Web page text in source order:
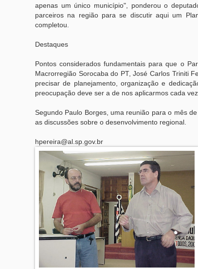
apenas um único município", ponderou o
parceiros na região para se discutir aqui um
completou.
Destaques
Pontos considerados fundamentais para que o
Macrorregião Sorocaba do PT, José Carlos Triniti
precisar de planejamento, organização e
preocupação deve ser a de nos aplicarmos cada
Segundo Paulo Borges, uma reunião para o mês
as discussões sobre o desenvolvimento regional.
hpereira@al.sp.gov.br